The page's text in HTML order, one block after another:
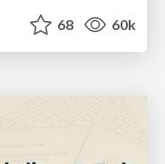
68 60k